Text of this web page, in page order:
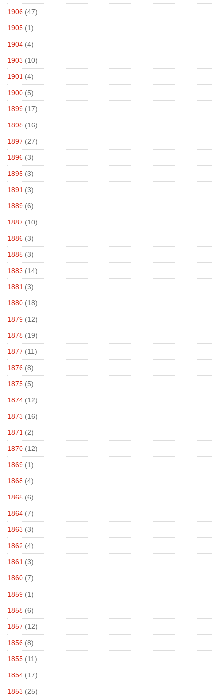
1906 (47)
1905 (1)
1904 (4)
1903 (10)
1901 (4)
1900 (5)
1899 (17)
1898 (16)
1897 (27)
1896 (3)
1895 (3)
1891 (3)
1889 (6)
1887 (10)
1886 (3)
1885 (3)
1883 (14)
1881 (3)
1880 (18)
1879 (12)
1878 (19)
1877 (11)
1876 (8)
1875 (5)
1874 (12)
1873 (16)
1871 (2)
1870 (12)
1869 (1)
1868 (4)
1865 (6)
1864 (7)
1863 (3)
1862 (4)
1861 (3)
1860 (7)
1859 (1)
1858 (6)
1857 (12)
1856 (8)
1855 (11)
1854 (17)
1853 (25)